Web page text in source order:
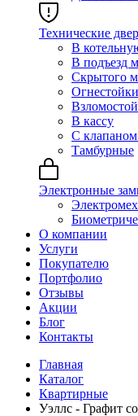
Технические
В
В подъезд
Скрытого
В кассу
С
Тамбурные
Электронные
О компании
Услуги
Покупателю
Портфолио
Отзывы
Акции
Блог
Контакты
Главная
Каталог
Квартирные
Уэллс - Графит